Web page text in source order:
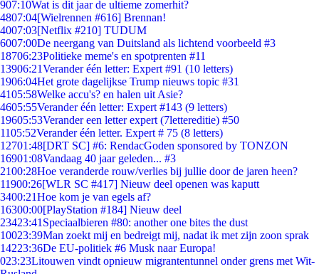
907:10Wat is dit jaar de ultieme zomerhit?
4807:04[Wielrennen #616] Brennan!
4007:03[Netflix #210] TUDUM
6007:00De neergang van Duitsland als lichtend voorbeeld #3
18706:23Politieke meme's en spotprenten #11
13906:21Verander één letter: Expert #91 (10 letters)
1906:04Het grote dagelijkse Trump nieuws topic #31
4105:58Welke accu's? en halen uit Asie?
4605:55Verander één letter: Expert #143 (9 letters)
19605:53Verander een letter expert (7lettereditie) #50
1105:52Verander één letter. Expert # 75 (8 letters)
12701:48[DRT SC] #6: RendacGoden sponsored by TONZON
16901:08Vandaag 40 jaar geleden... #3
2100:28Hoe veranderde rouw/verlies bij jullie door de jaren heen?
11900:26[WLR SC #417] Nieuw deel openen was kaputt
3400:21Hoe kom je van egels af?
16300:00[PlayStation #184] Nieuw deel
23423:41 Speciaalbieren #80: another one bites the dust
10023:39Man zoekt mij en bedreigt mij, nadat ik met zijn zoon sprak
14223:36De EU-politiek #6 Musk naar Europa!
023:23Litouwen vindt opnieuw migrantentunnel onder grens met Wit-